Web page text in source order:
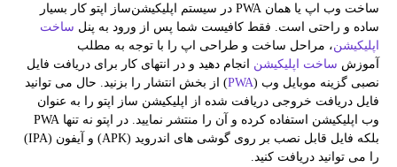
ساخت وب اپ یا همان PWA در سیستم اپلیکیشن‌ساز اپتو کار بسیار
ساده و راحتی است. فقط کافیست شما پس از ورود به پنل ساخت
اپلیکیشن، مراحل ساخت و طراحی اپ را با توجه به مطلب
آموزش ساخت اپلیکیشن انجام دهید و در انتهای کار برای دریافت فایل
نصبی‌ گزینه موبایل وب (PWA) از بخش انتشار را بزنید. حال می توانید
فایل دریافت خروجی دریافت شده از اپلیکیشن ساز اپتو را به عنوان
وب اپلیکیشن استفاده کرده و آن را منتشر نمایید. در اپتو نه تنها PWA
بلکه فایل قابل نصب بر روی گوشی های اندروید (APK) و آیفون (IPA)
را می توانید دریافت کنید.